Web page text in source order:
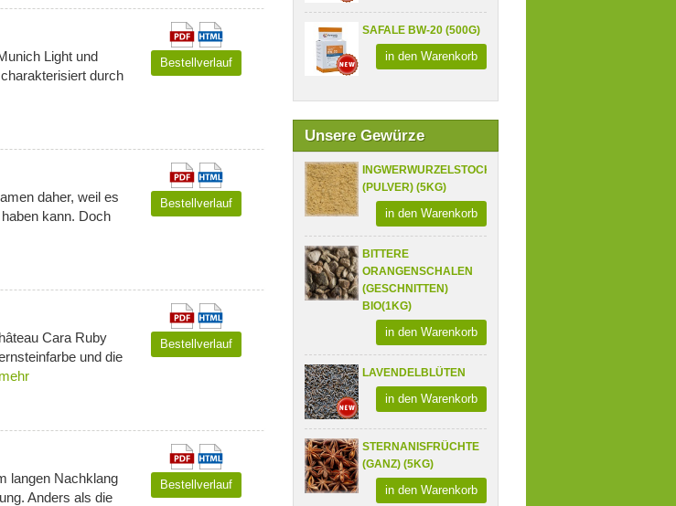
SAFALE BW-20 (500G)
in den Warenkorb
Unsere Gewürze
INGWERWURZELSTOCK
(PULVER) (5KG)
in den Warenkorb
BITTERE
ORANGENSCHALEN
(GESCHNITTEN)
BIO(1KG)
in den Warenkorb
LAVENDELBLÜTEN
in den Warenkorb
STERNANISFRÜCHTE
(GANZ) (5KG)
in den Warenkorb
Light und
durch
Bestellverlauf
daher, weil es
kann. Doch
Bestellverlauf
Cara Ruby
und die
mehr
Bestellverlauf
langen Nachklang
Anders als die
Bestellverlauf